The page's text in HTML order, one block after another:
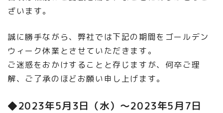
ざいます。
誠に勝手ながら、弊社では下記の期間をゴールデン
ウィーク休業とさせていただきます。
ご迷惑をおかけすることと存じますが、何卒ご理
解、ご了承のほどお願い申し上げます。
◆2023年5月3日（水）～2023年5月7日